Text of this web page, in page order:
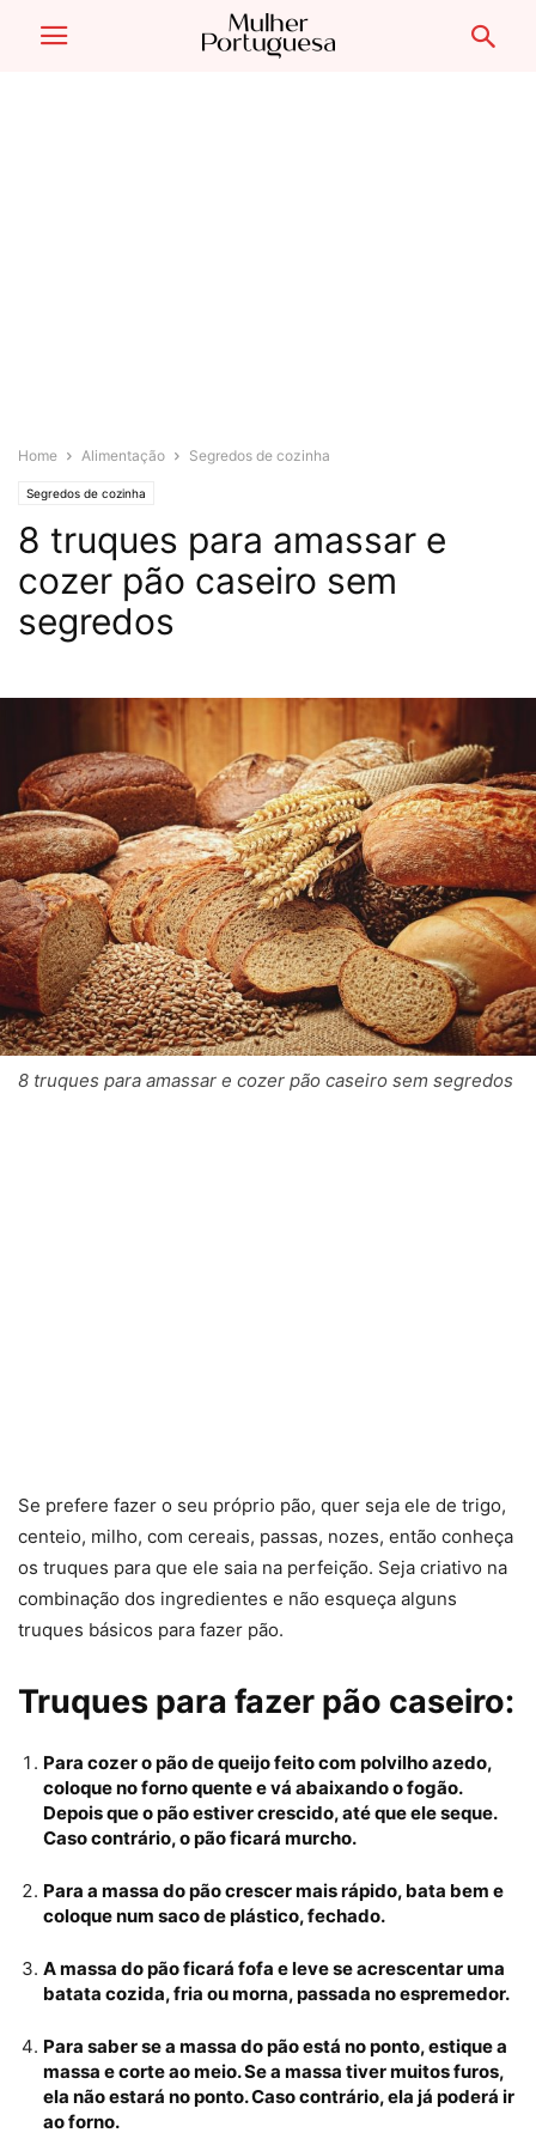
Home Alimentação Segredos de cozinha
Segredos de cozinha
8 truques para amassar e
cozer pão caseiro sem
segredos
8 truques para amassar e cozer pão caseiro sem segredos
Se prefere fazer o seu próprio pão, quer seja ele de trigo,
centeio, milho, com cereais, passas, nozes, então conheça
os truques para que ele saia na perfeição. Seja criativo na
combinação dos ingredientes e não esqueça alguns
truques básicos para fazer pão.
Truques para fazer pão caseiro:
Para cozer o pão de queijo feito com polvilho azedo,
coloque no forno quente e vá abaixando o fogão.
Depois que o pão estiver crescido, até que ele seque.
Caso contrário, o pão ficará murcho.
Para a massa do pão crescer mais rápido, bata bem e
coloque num saco de plástico, fechado.
A massa do pão ficará fofa e leve se acrescentar uma
batata cozida, fria ou morna, passada no espremedor.
Para saber se a massa do pão está no ponto, estique a
massa e corte ao meio. Se a massa tiver muitos furos,
ela não estará no ponto. Caso contrário, ela já poderá ir
ao forno.